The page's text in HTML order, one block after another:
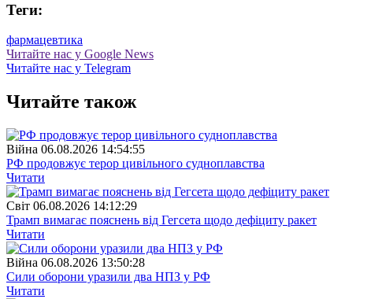
Теги:
фармацевтика
Читайте нас у Google News
Читайте нас у Telegram
Читайте також
Війна 06.08.2026 14:54:55
РФ продовжує терор цивільного судноплавства
Читати
Свiт 06.08.2026 14:12:29
Трамп вимагає пояснень від Гегсета щодо дефіциту ракет
Читати
Війна 06.08.2026 13:50:28
Сили оборони уразили два НПЗ у РФ
Читати